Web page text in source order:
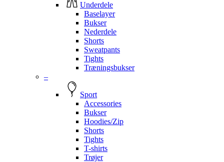
Underdele
Baselayer
Bukser
Nederdele
Shorts
Sweatpants
Tights
Træningsbukser
–
Sport
Accessories
Bukser
Hoodies/Zip
Shorts
Tights
T-shirts
Trøjer